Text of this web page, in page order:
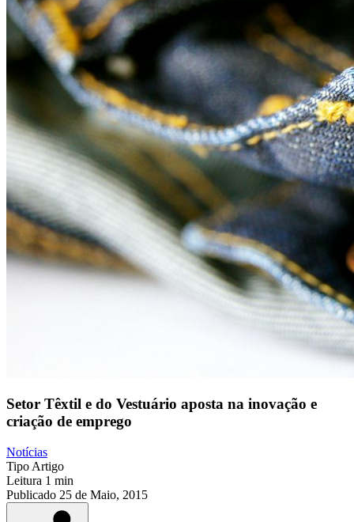
Setor Têxtil e do Vestuário aposta na inovação e
criação de emprego
Notícias
Tipo Artigo
Leitura 1 min
Publicado 25 de Maio, 2015